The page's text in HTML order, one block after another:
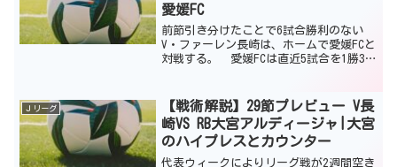
愛媛FC
前節引き分けたことで6試合勝利のない
V・ファーレン長崎は、ホームで愛媛FCと
対戦する。 愛媛FCは直近5試合を1勝3分
が、長崎は失点数22でリーグワースト4位
で...
Ｊリーグ
【戦術解説】29節プレビュー V長
崎VS RB大宮アルディージャ|大宮
のハイプレスとカウンター
代表ウィークによりリーグ戦が2週間空き